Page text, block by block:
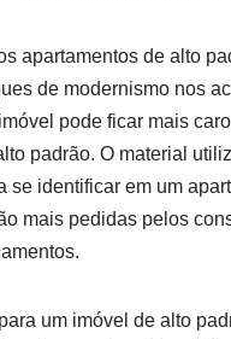
apartamentos de alto
de modernismo nos
pode ficar mais
padrão. O material
identificar em um
mais pedidas pelos
um imóvel de alto